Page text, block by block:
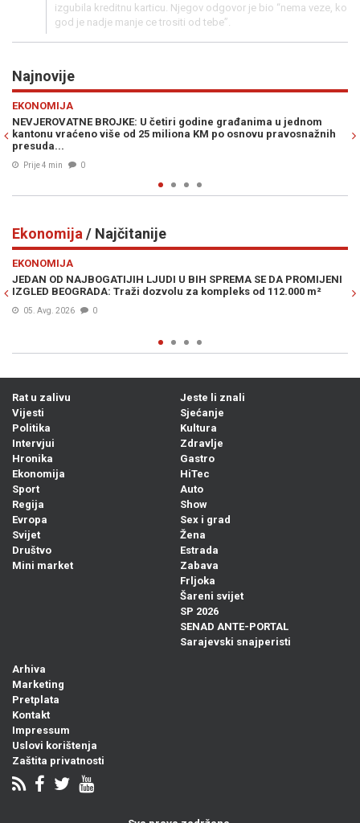
izgubila kreditnu karticu. Njegov odgovor je bio “nema veze, ko
god je nadje manje ce trositi od tebe”.
Najnovije
građanima u jednom
osnovu pravosnažnih
NOVI SKANDAL TRESE REPUBLIKU SRPSKU:
detalje velike tajne nagodbe Dodika i
Ekonomija / Najčitanije
SE DA PROMIJENI
od 112.000 m²
DRAMATIČNO UPOZORENJE POZNATOG
je krizu 2008., a sad kaže da je moguć krah
Rat u zalivu
Vijesti
Politika
Intervjui
Hronika
Ekonomija
Sport
Regija
Evropa
Svijet
Društvo
Mini market
Jeste li znali
Sjećanje
Kultura
Zdravlje
Gastro
HiTec
Auto
Show
Sex i grad
Žena
Estrada
Zabava
Frljoka
Šareni svijet
SP 2026
SENAD ANTE-PORTAL
Sarajevski snajperisti
Arhiva
Marketing
Pretplata
Kontakt
Impressum
Uslovi korištenja
Zaštita privatnosti